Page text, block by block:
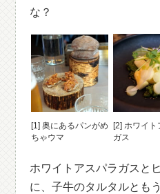
な？
[1] 奥にあるパンがめ
ちゃウマ
[2] ホワイト
ガス
ホワイトアスパラガスと
に、子牛のタルタルとも